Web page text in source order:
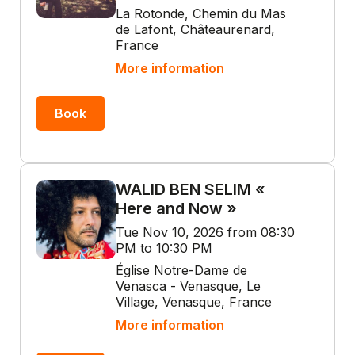
La Rotonde, Chemin du Mas
de Lafont, Châteaurenard,
France
More information
Book
WALID BEN SELIM «
Here and Now »
Tue Nov 10, 2026 from 08:30
PM to 10:30 PM
Église Notre-Dame de
Venasca - Venasque, Le
Village, Venasque, France
More information